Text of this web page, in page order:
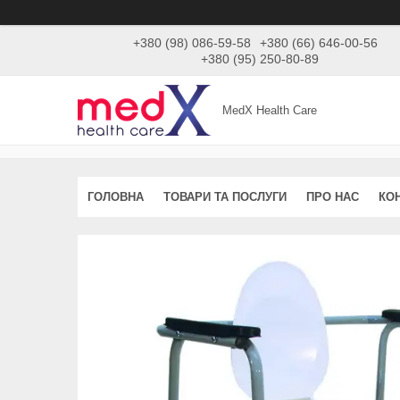
+380 (98) 086-59-58
+380 (66) 646-00-56
+380 (95) 250-80-89
MedX Health Care
ГОЛОВНА ТОВАРИ ТА ПОСЛУГИ ПРО НАС